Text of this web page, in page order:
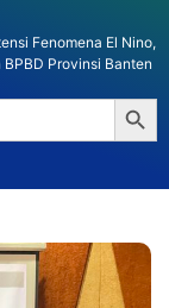
Fenomena El Nino,
Provinsi Banten